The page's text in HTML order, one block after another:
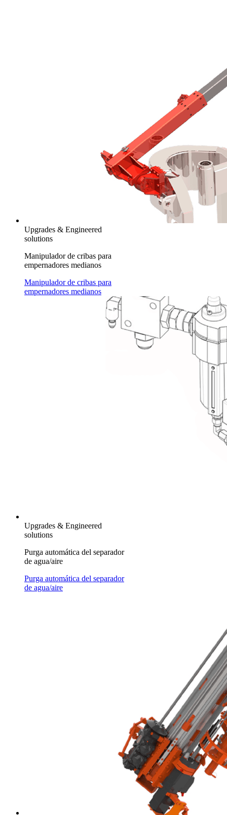
Upgrades & Engineered
solutions
Manipulador de cribas para
empernadores medianos
Manipulador de cribas para
empernadores medianos
Upgrades & Engineered
solutions
Purga automática del separador
de agua/aire
Purga automática del separador
de agua/aire